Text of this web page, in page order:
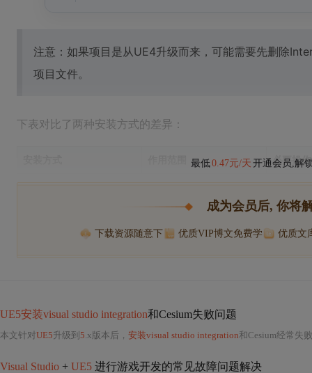
注意：如果项目是从UE4升级而来，可能需要先删除
项目文件。
下表对比了两种安装方式的差异：
必要操作
最低0.47元/天 开通会员,解
成为会员后, 你将
下载资源随意下 优质VIP博文免费学 优质文
UE5安装visual studio integration和Cesium失败问题
本文针对UE5升级到 5.x版本后， 安装visual studio integration和Cesium经常失
Visual Studio + UE5 进行游戏开发的常见故障问题解决